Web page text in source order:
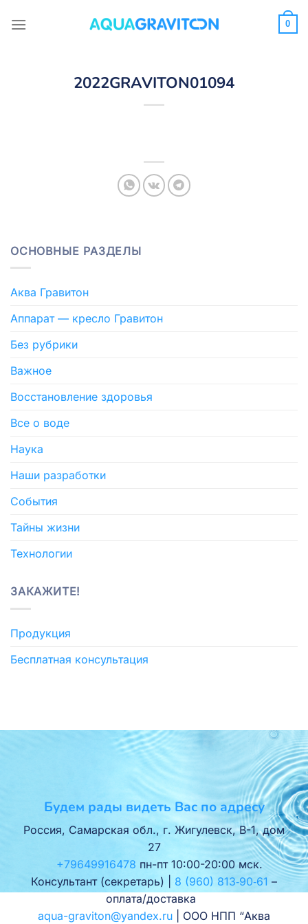
0
2022GRAVITON01094
ОСНОВНЫЕ РАЗДЕЛЫ
Аква Гравитон
Аппарат — кресло Гравитон
Без рубрики
Важное
Восстановление здоровья
Все о воде
Наука
Наши разработки
События
Тайны жизни
Технологии
ЗАКАЖИТЕ!
Продукция
Бесплатная консультация
Будем рады видеть Вас по адресу
Россия, Самарская обл., г. Жигулевск, В-1, дом
27
+79649916478 пн-пт 10:00-20:00 мск.
Консультант (секретарь) | 8 (960) 813‑90‑61 –
оплата/доставка
aqua-graviton@yandex.ru | ООО НПП “Аква